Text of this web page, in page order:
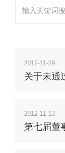
2012-11-29
关于未通
2012-11-13
第七届董